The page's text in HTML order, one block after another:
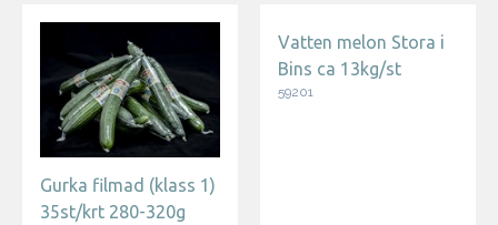
Gurka filmad (klass 1)
35st/krt 280-320g
Vatten melon Stora i
Bins ca 13kg/st
59201